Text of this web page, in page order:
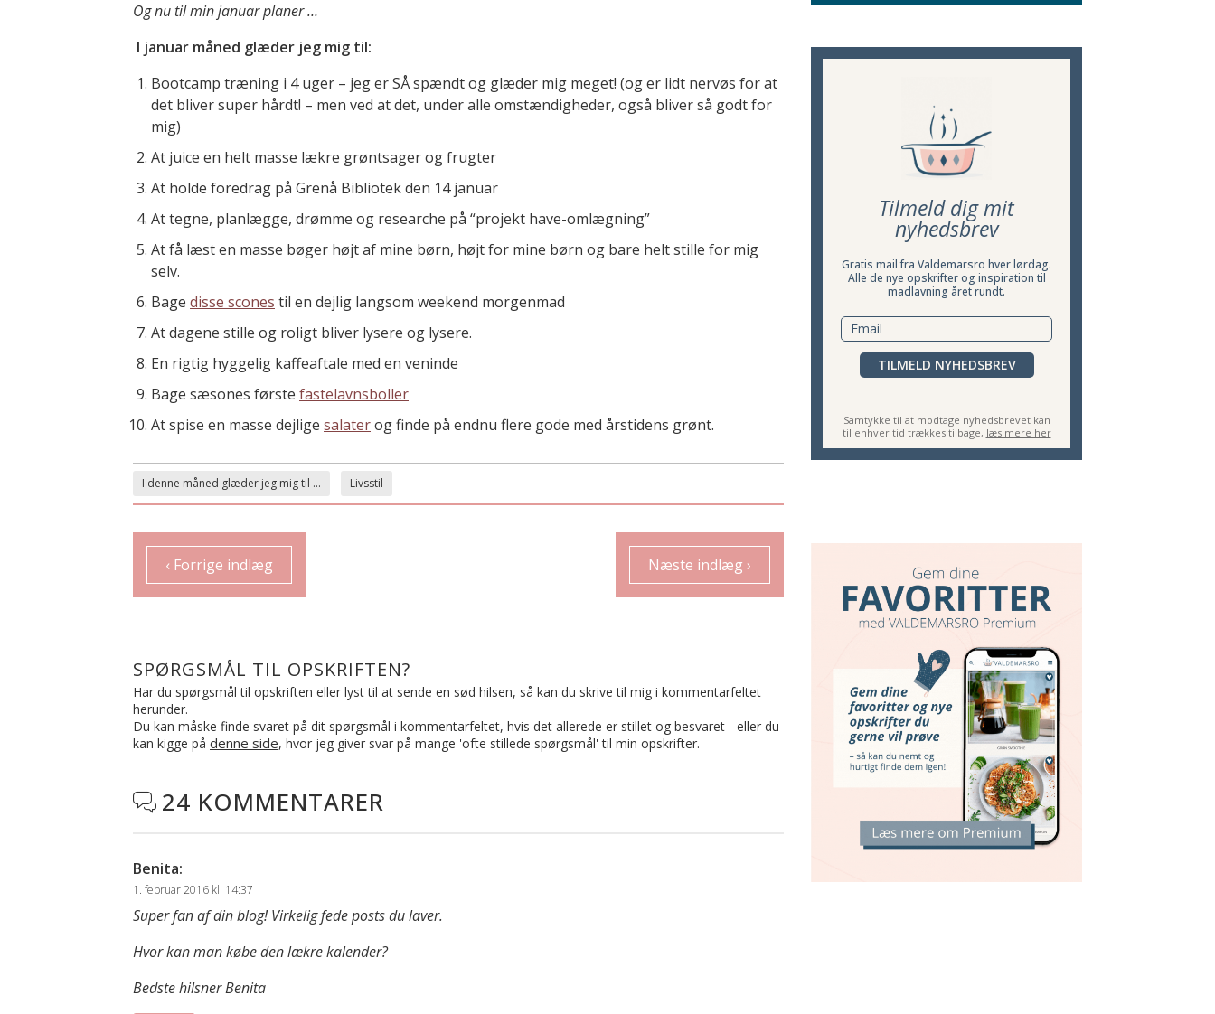
Og nu til min januar planer …
I januar måned glæder jeg mig til:
Bootcamp træning i 4 uger – jeg er SÅ spændt og glæder mig meget! (og er lidt nervøs for at
det bliver super hårdt! – men ved at det, under alle omstændigheder, også bliver så godt for
mig)
At juice en helt masse lækre grøntsager og frugter
At holde foredrag på Grenå Bibliotek den 14 januar
At tegne, planlægge, drømme og researche på “projekt have-omlægning”
At få læst en masse bøger højt af mine børn, højt for mine børn og bare helt stille for mig
selv.
Bage disse scones til en dejlig langsom weekend morgenmad
At dagene stille og roligt bliver lysere og lysere.
En rigtig hyggelig kaffeaftale med en veninde
Bage sæsones første fastelavnsboller
At spise en masse dejlige salaterog finde på endnu flere gode med årstidens grønt.
I denne måned glæder jeg mig til ... Livsstil
‹ Forrige indlæg Næste indlæg ›
SPØRGSMÅL TIL OPSKRIFTEN?
Har du spørgsmål til opskriften eller lyst til at sende en sød hilsen, så kan du skrive til mig i kommentarfeltet
herunder.
Du kan måske finde svaret på dit spørgsmål i kommentarfeltet, hvis det allerede er stillet og besvaret - eller du
kan kigge på denne side, hvor jeg giver svar på mange 'ofte stillede spørgsmål' til min opskrifter.
 24 KOMMENTARER
Benita:
1. februar 2016 kl. 14:37
Super fan af din blog! Virkelig fede posts du laver.
Hvor kan man købe den lækre kalender?
Bedste hilsner Benita
Tilmeld dig mit
nyhedsbrev
Gratis mail fra Valdemarsro hver lørdag.
Alle de nye opskrifter og inspiration til
madlavning året rundt.
TILMELD NYHEDSBREV
Samtykke til at modtage nyhedsbrevet kan
til enhver tid trækkes tilbage, læs mere her